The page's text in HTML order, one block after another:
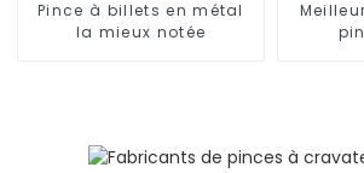
Pince à billets en métal
la mieux notée